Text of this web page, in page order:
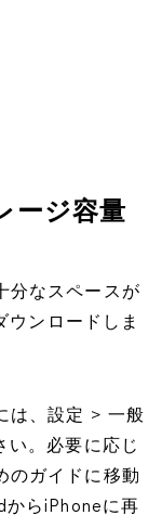
ージ容量
分なスペースが
ウンロードしま
は、設定 > 一般
い。必要に応じ
のガイドに移動
からiPhoneに再